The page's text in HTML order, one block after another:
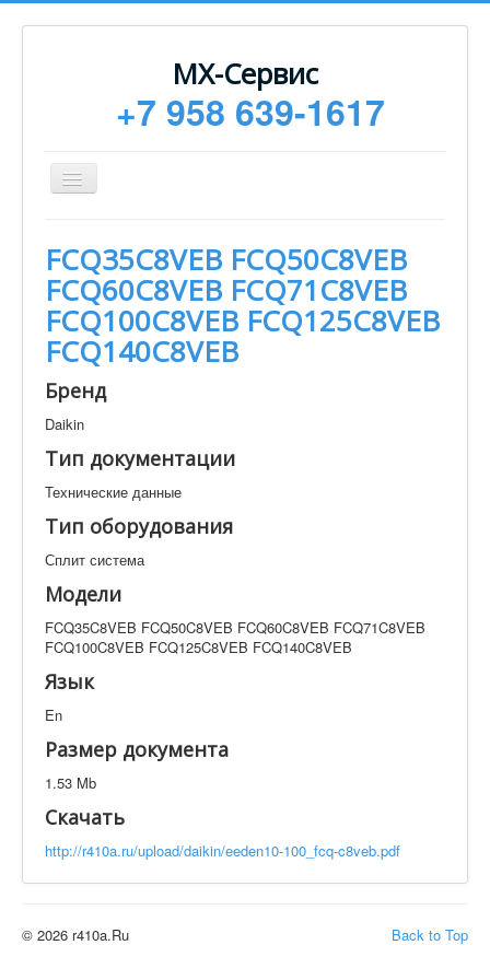
МХ-Сервис
+7 958 639-1617
Toggle
Navigation
Монтаж
Сервисное обслуживание
Техническая документация
Статьи
Новости
Контакты
Техническая документация
FCQ35C8VEB FCQ50C8VEB FCQ60C8VEB
FCQ71C8VEB FCQ100C8VEB FCQ125C8VEB
FCQ140C8VEB
Искать
Производитель
Элементов на страницу
FCQ35C8VEB FCQ50C8VEB
FCQ60C8VEB FCQ71C8VEB
FCQ100C8VEB FCQ125C8VEB
FCQ140C8VEB
Бренд
Daikin
Тип документации
Технические данные
Тип оборудования
Сплит система
Модели
FCQ35C8VEB FCQ50C8VEB FCQ60C8VEB FCQ71C8VEB
FCQ100C8VEB FCQ125C8VEB FCQ140C8VEB
Язык
En
Размер документа
1.53 Mb
Скачать
http://r410a.ru/upload/daikin/eeden10-100_fcq-c8veb.pdf
Back to Top
© 2026 r410a.Ru